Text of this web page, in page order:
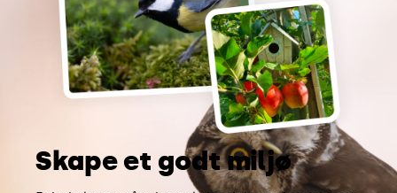
Skape et godt miljø